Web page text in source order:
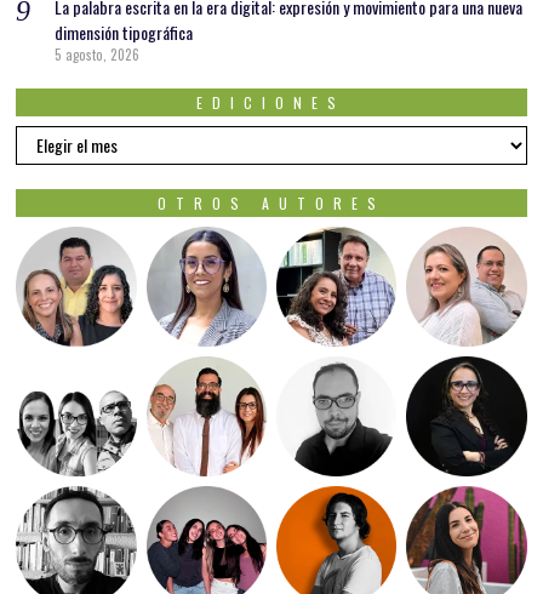
La palabra escrita en la era digital: expresión y movimiento para una nueva
dimensión tipográfica
5 agosto, 2026
EDICIONES
EDICIONES
OTROS AUTORES